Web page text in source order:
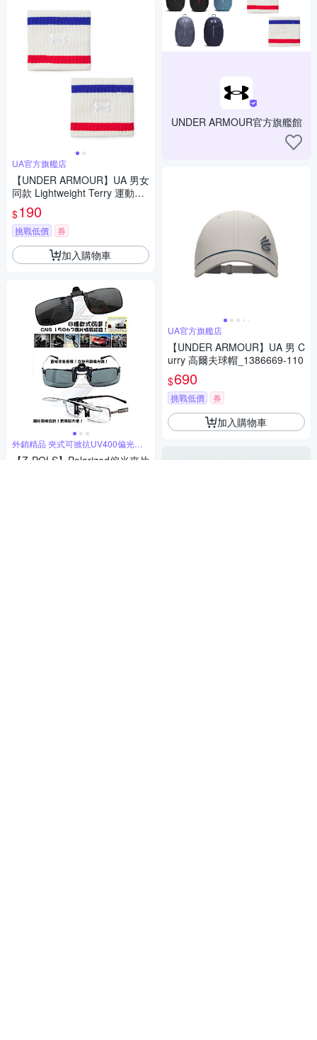
UA官方旗艦店
【UNDER ARMOUR】UA 男女
同款 Lightweight Terry 運動護
腕(2入)_1389939-001
$190
挑戰低價 券
加入購物車
外銷精品 夾式可掀抗UV400偏光太
陽鏡
【Z-POLS】Polarized偏光夾片
UNDER ARMOUR官方旗艦館
UA官方旗艦店
【UNDER ARMOUR】UA 男 C
urry 高爾夫球帽_1386669-110
$690
挑戰低價 券
加入購物車